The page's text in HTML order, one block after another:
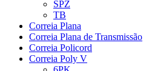
SPZ
TB
Correia Plana
Correia Plana de Transmissão
Correia Policord
Correia Poly V